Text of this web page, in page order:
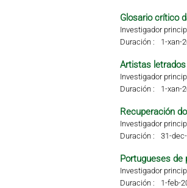
Glosario crítico
Investigador
Duración :
1-xan-
Artistas
Investigador
Duración :
1-xan-
Recuperación
Investigador
Duración :
31-
Portugueses de
Investigador
Duración :
1-feb-